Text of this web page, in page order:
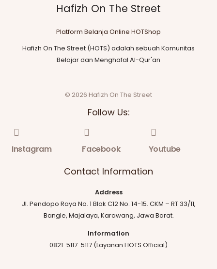
Hafizh On The Street
Platform Belanja Online HOTShop
Hafizh On The Street (HOTS) adalah sebuah Komunitas
Belajar dan Menghafal Al-Qur'an
© 2026 Hafizh On The Street
Follow Us:
Instagram Facebook Youtube
Contact Information
Address
Jl. Pendopo Raya No. 1 Blok C12 No. 14-15. CKM – RT 33/11,
Bangle, Majalaya, Karawang, Jawa Barat.
Information
0821-5117-5117 (Layanan HOTS Official)